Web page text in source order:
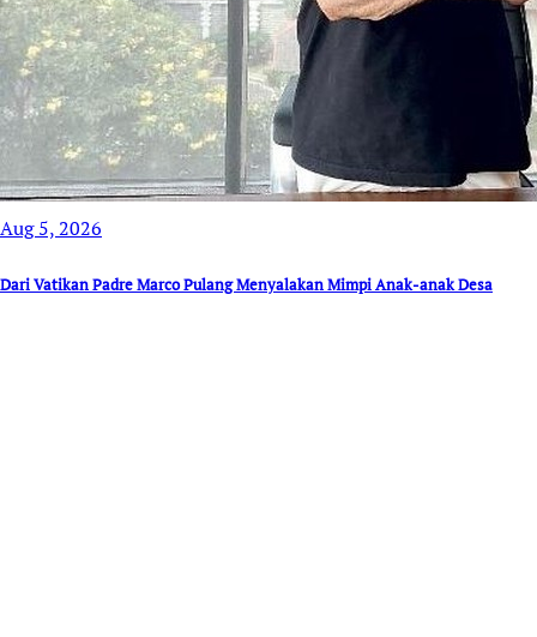
Aug 5, 2026
Dari Vatikan Padre Marco Pulang Menyalakan Mimpi Anak-anak Desa